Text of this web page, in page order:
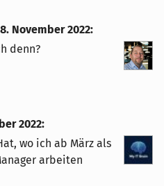
November 2022:
denn?
2022:
wo ich ab März als
arbeiten